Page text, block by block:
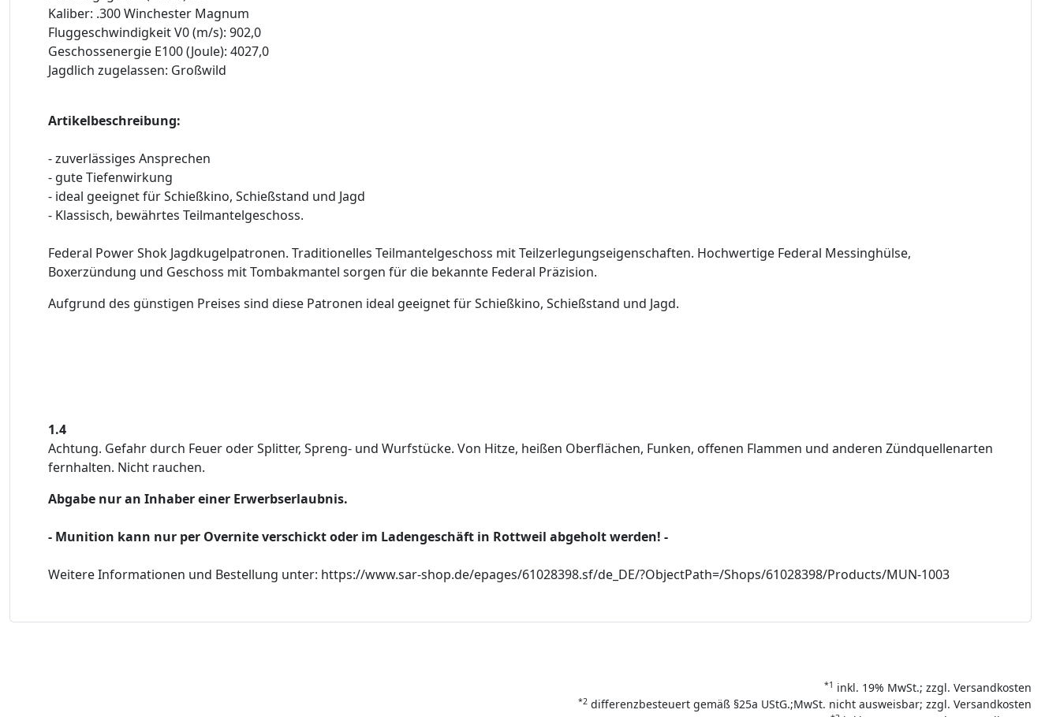
Kaliber: .300 Winchester Magnum
Fluggeschwindigkeit V0 (m/s): 902,0
Geschossenergie E100 (Joule): 4027,0
Jagdlich zugelassen: Großwild
Artikelbeschreibung:
- zuverlässiges Ansprechen
- gute Tiefenwirkung
- ideal geeignet für Schießkino, Schießstand und Jagd
- Klassisch, bewährtes Teilmantelgeschoss.
Federal Power Shok Jagdkugelpatronen. Traditionelles Teilmantelgeschoss mit Teilzerlegungseigenschaften. Hochwertige Federal Messinghülse,
Boxerzündung und Geschoss mit Tombakmantel sorgen für die bekannte Federal Präzision.
Aufgrund des günstigen Preises sind diese Patronen ideal geeignet für Schießkino, Schießstand und Jagd.
1.4
Achtung. Gefahr durch Feuer oder Splitter, Spreng- und Wurfstücke. Von Hitze, heißen Oberflächen, Funken, offenen Flammen und anderen Zündquellenarten
fernhalten. Nicht rauchen.
Abgabe nur an Inhaber einer Erwerbserlaubnis.
- Munition kann nur per Overnite verschickt oder im Ladengeschäft in Rottweil abgeholt werden! -
Weitere Informationen und Bestellung unter: https://www.sar-shop.de/epages/61028398.sf/de_DE/?ObjectPath=/Shops/61028398/Products/MUN-1003
*1 inkl. 19% MwSt.; zzgl. Versandkosten
*2 differenzbesteuert gemäß §25a UStG.;MwSt. nicht ausweisbar; zzgl. Versandkosten